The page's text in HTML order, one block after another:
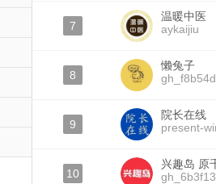
7
温暖中医
aykaijiu
8
懒兔子
9
院长在线
present-
10
兴趣岛 原